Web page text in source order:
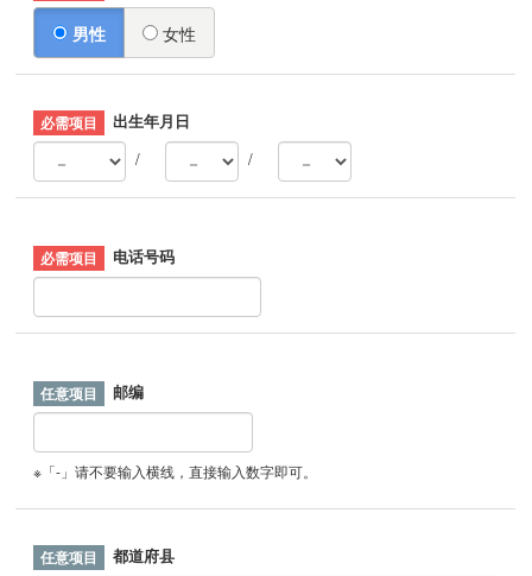
男性 女性
出生年月日
/
/
电话号码
邮编
※「-」请不要输入横线，直接输入数字即可。
都道府县